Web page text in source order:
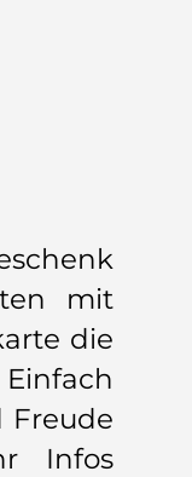
mit
die
Freude
Infos